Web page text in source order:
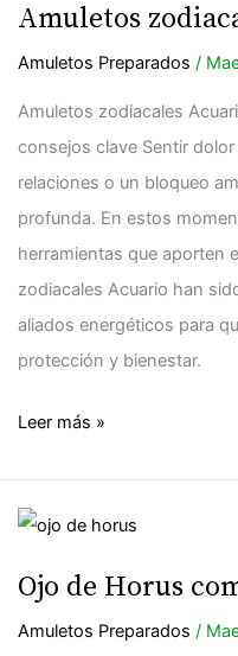
Amuletos
Amuletos Preparados /
Amuletos zodiacales
consejos clave Sentir
relaciones o un bloqueo
profunda. En estos
herramientas que aporten
zodiacales Acuario han
aliados energéticos para
protección y bienestar.
Acuario
Leer más »
Ojo de Horus
Amuletos Preparados /
Ojo
Horus
como